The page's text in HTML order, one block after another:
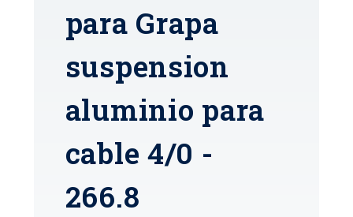
para Grapa
suspension
aluminio para
cable 4/0 -
266.8